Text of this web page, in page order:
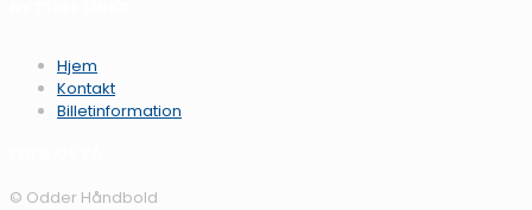
Hjem
Kontakt
Billetinformation
© Odder Håndbold